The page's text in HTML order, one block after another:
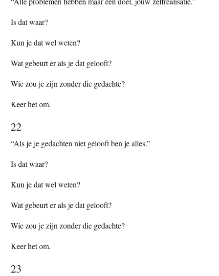
Is dat waar?
Kun je dat wel weten?
Wat gebeurt er als je dat gelooft?
Wie zou je zijn zonder die gedachte?
Keer het om.
22
“Als je je gedachten niet gelooft ben je alles.”
Is dat waar?
Kun je dat wel weten?
Wat gebeurt er als je dat gelooft?
Wie zou je zijn zonder die gedachte?
Keer het om.
23